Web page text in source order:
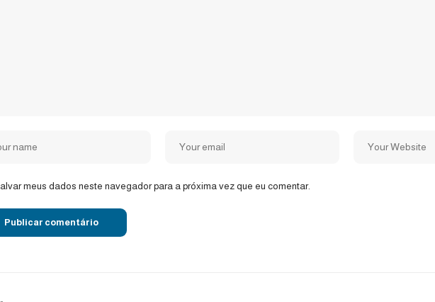
meus dados neste navegador para a próxima vez que eu comentar.